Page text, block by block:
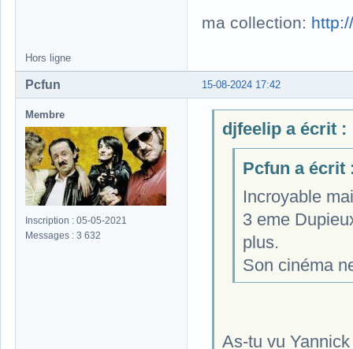
ma collection:
Hors ligne
15-08-2024 17:42
Pcfun
Membre
Inscription : 05-05-2021
Messages : 3 632
djfeelip a écrit :
Pcfun a écrit
Incroyable
3 eme
plus.
Son cinéma
As-tu vu